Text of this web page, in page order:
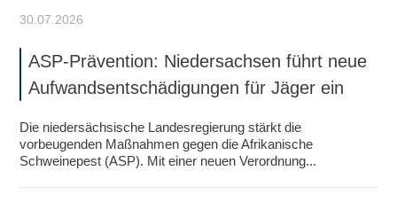
30.07.2026
ASP-Prävention: Niedersachsen führt neue
Aufwandsentschädigungen für Jäger ein
Die niedersächsische Landesregierung stärkt die
vorbeugenden Maßnahmen gegen die Afrikanische
Schweinepest (ASP). Mit einer neuen Verordnung...